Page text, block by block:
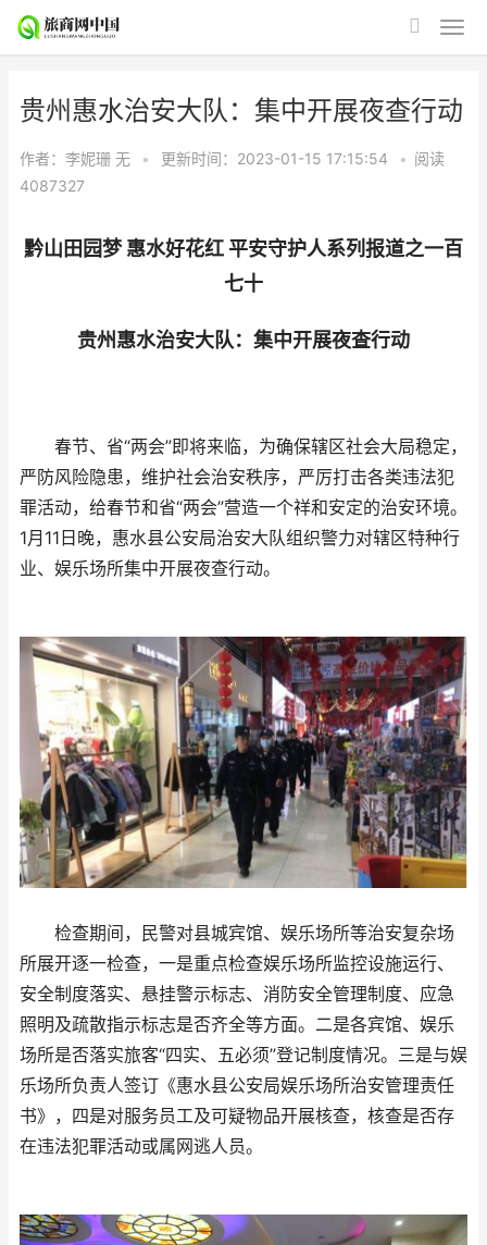
贵州惠水治安大队：集中开展夜查行动
作者：李妮珊 无 • 更新时间：2023-01-15 17:15:54 • 阅读
4087327
黔山田园梦 惠水好花红 平安守护人系列报道之一百
七十
贵州惠水治安大队：集中开展夜查行动
春节、省“两会”即将来临，为确保辖区社会大局稳定，
严防风险隐患，维护社会治安秩序，严厉打击各类违法犯
罪活动，给春节和省“两会”营造一个祥和安定的治安环境。
1月11日晚，惠水县公安局治安大队组织警力对辖区特种行
业、娱乐场所集中开展夜查行动。
检查期间，民警对县城宾馆、娱乐场所等治安复杂场
所展开逐一检查，一是重点检查娱乐场所监控设施运行、
安全制度落实、悬挂警示标志、消防安全管理制度、应急
照明及疏散指示标志是否齐全等方面。二是各宾馆、娱乐
场所是否落实旅客“四实、五必须”登记制度情况。三是与娱
乐场所负责人签订《惠水县公安局娱乐场所治安管理责任
书》，四是对服务员工及可疑物品开展核查，核查是否存
在违法犯罪活动或属网逃人员。